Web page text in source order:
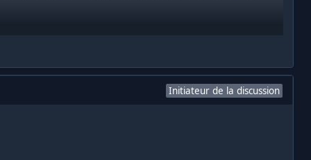
Initiateur de la discussion